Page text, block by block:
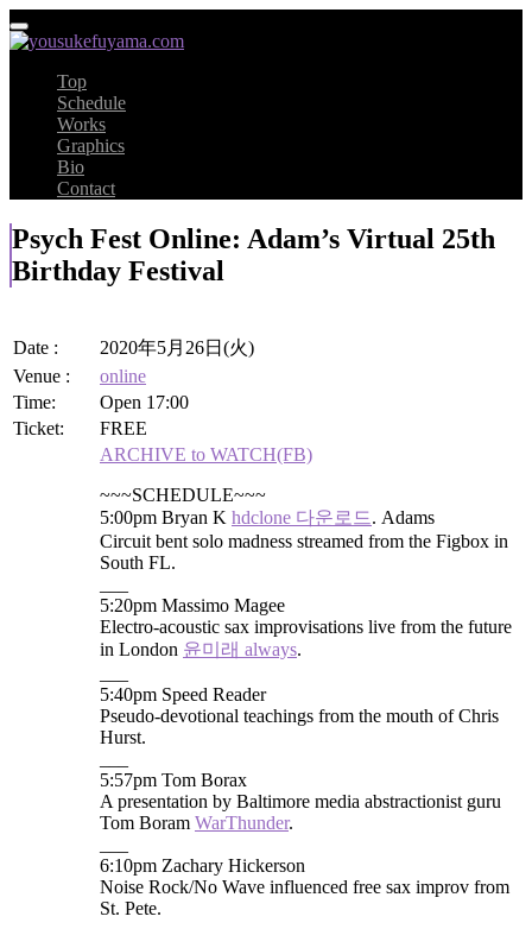
Top
Schedule
Works
Graphics
Bio
Contact
Psych Fest Online: Adam’s Virtual 25th
Birthday Festival
Date :
2020年5月26日(火)
Venue :
online
Time:
Open 17:00
Ticket:
FREE
ARCHIVE to WATCH(FB)
~~~SCHEDULE~~~
5:00pm Bryan K hdclone 다운로드. Adams
Circuit bent solo madness streamed from the Figbox in
South FL.
5:20pm Massimo Magee
Electro-acoustic sax improvisations live from the future
in London 윤미래 always.
5:40pm Speed Reader
Pseudo-devotional teachings from the mouth of Chris
Hurst.
5:57pm Tom Borax
A presentation by Baltimore media abstractionist guru
Tom Boram WarThunder.
6:10pm Zachary Hickerson
Noise Rock/No Wave influenced free sax improv from
St. Pete.